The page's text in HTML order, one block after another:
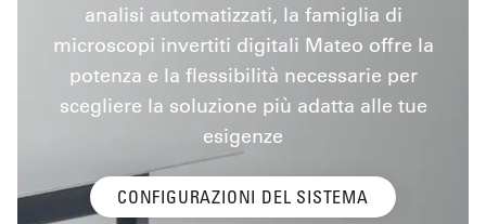
analisi automatizzati, la famiglia di
microscopi invertiti digitali Mateo offre la
potenza e la flessibilità necessarie per
scegliere la soluzione più adatta alle tue
esigenze
CONFIGURAZIONI DEL SISTEMA